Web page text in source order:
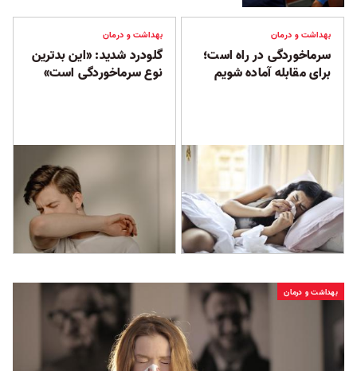
بهداشت و درمان
سرماخوردگی در راه است؛
برای مقابله آماده شویم
بهداشت و درمان
گلودرد شدید: «این بدترین
نوع سرماخوردگی است»
بهداشت و درمان